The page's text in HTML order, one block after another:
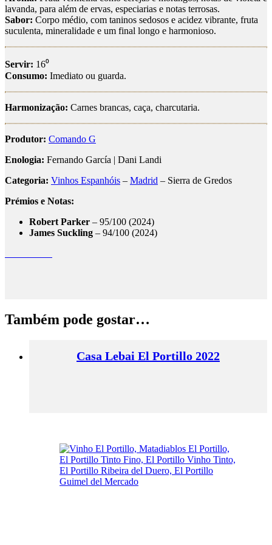
lavanda, para além de ervas, especiarias e notas terrosas.
Sabor: Corpo médio, com taninos sedosos e acidez vibrante, fruta
suculenta, mineralidade e um final longo e harmonioso.
Servir: 16⁰
Consumo: Imediato ou guarda.
Harmonização: Carnes brancas, caça, charcutaria.
Produtor: Comando G
Enologia: Fernando García | Dani Landi
Categoria: Vinhos Espanhóis – Madrid – Sierra de Gredos
Prémios e Notas:
Robert Parker – 95/100 (2024)
James Suckling – 94/100 (2024)
Também pode gostar…
Casa Lebai El Portillo 2022